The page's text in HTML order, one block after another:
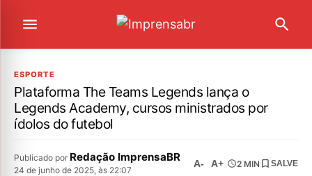
ESPORTE
Plataforma The Teams Legends lança o
Legends Academy, cursos ministrados por
ídolos do futebol
Publicado por Redação ImprensaBR
24 de junho de 2025, às 22:07
A- A+ 2 MIN SALVE